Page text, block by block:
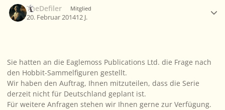
TheDefiler Mitglied
20. Februar 201412 J.
Sie hatten an die Eaglemoss Publications Ltd. die Frage nach
den Hobbit-Sammelfiguren gestellt.
Wir haben den Auftrag, Ihnen mitzuteilen, dass die Serie
derzeit nicht für Deutschland geplant ist.
Für weitere Anfragen stehen wir Ihnen gerne zur Verfügung.